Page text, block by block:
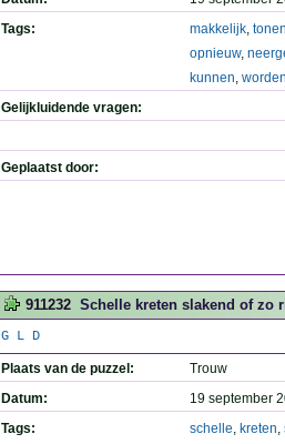
Tags:
makkelijk,
opnieuw,
kunnen,
Gelijkluidende vragen:
Geplaatst door:
911232 Schelle kreten slakend of zo
G L D
Plaats van de puzzel:
Trouw
Datum:
19 september
Tags:
schelle, kreten,